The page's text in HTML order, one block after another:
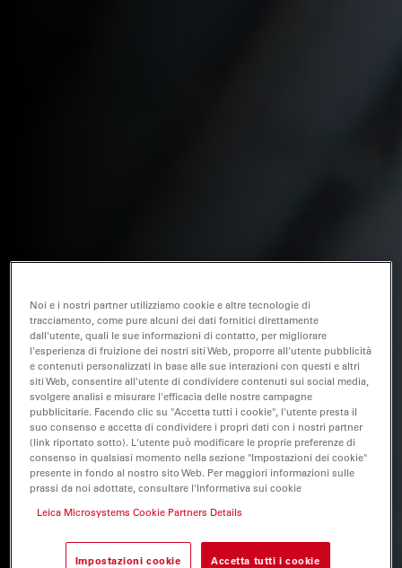
Noi e i nostri partner utilizziamo cookie e altre tecnologie di
tracciamento, come pure alcuni dei dati fornitici direttamente
dall'utente, quali le sue informazioni di contatto, per migliorare
l'esperienza di fruizione dei nostri siti Web, proporre all'utente pubblicità
e contenuti personalizzati in base alle sue interazioni con questi e altri
siti Web, consentire all'utente di condividere contenuti sui social media,
svolgere analisi e misurare l'efficacia delle nostre campagne
pubblicitarie. Facendo clic su "Accetta tutti i cookie", l'utente presta il
suo consenso e accetta di condividere i propri dati con i nostri partner
(link riportato sotto). L'utente può modificare le proprie preferenze di
consenso in qualsiasi momento nella sezione "Impostazioni dei cookie"
presente in fondo al nostro sito Web. Per maggiori informazioni sulle
prassi da noi adottate, consultare l'Informativa sui cookie
Leica Microsystems Cookie Partners Details
Impostazioni cookie Accetta tutti i cookie